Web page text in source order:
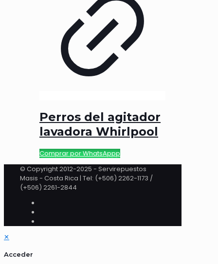
Perros del agitador
lavadora Whirlpool
Comprar por WhatsAppp
© Copyright 2012-2025 - Servirepuestos
Masis - Costa Rica | Tel: (+506) 2262-1173 /
(+506) 2261-2844
✕
Acceder